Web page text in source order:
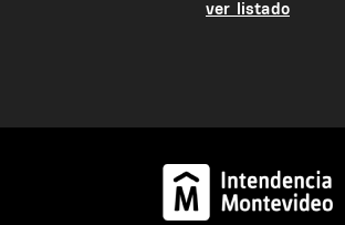
ver listado